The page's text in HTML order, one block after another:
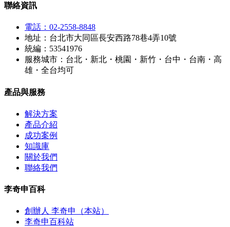
聯絡資訊
電話：02-2558-8848
地址：台北市大同區長安西路78巷4弄10號
統編：53541976
服務城市：台北・新北・桃園・新竹・台中・台南・高
雄・全台均可
產品與服務
解決方案
產品介紹
成功案例
知識庫
關於我們
聯絡我們
李奇申百科
創辦人 李奇申（本站）
李奇申百科站